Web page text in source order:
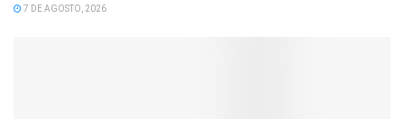
7 DE AGOSTO, 2026